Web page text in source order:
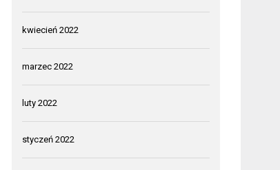
kwiecień 2022
marzec 2022
luty 2022
styczeń 2022